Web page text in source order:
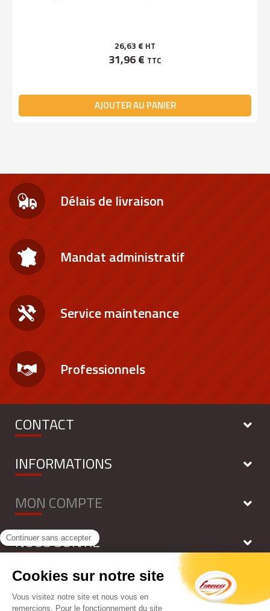
26,63 € HT
31,96 € TTC
AJOUTER AU PANIER
Délais de livraison
Mandat administratif
Service maintenance
Professionnels
CONTACT
INFORMATIONS
MON COMPTE
NOUS SUIVRE
NEWSLETTER